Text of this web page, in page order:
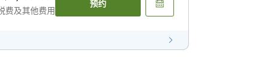
费及其他费用
预约